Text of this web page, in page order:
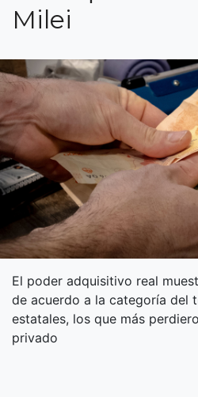
Milei
El poder adquisitivo real
de acuerdo a la categoría del
estatales, los que más
privado